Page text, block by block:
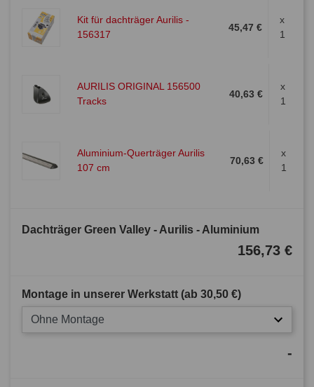
Kit für dachträger Aurilis -
156317
45,47 €
x
1
AURILIS ORIGINAL 156500
Tracks
40,63 €
x
1
Aluminium-Querträger Aurilis
107 cm
70,63 €
x
1
Dachträger Green Valley - Aurilis - Aluminium
156,73 €
Montage in unserer Werkstatt (ab 30,50 €)
Ohne Montage
-